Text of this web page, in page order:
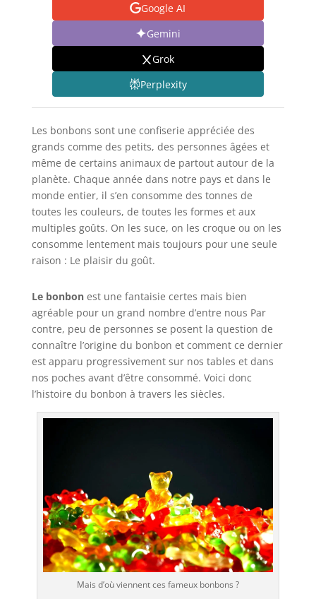
Google AI
Gemini
Grok
Perplexity
Les bonbons sont une confiserie appréciée des
grands comme des petits, des personnes âgées et
même de certains animaux de partout autour de la
planète. Chaque année dans notre pays et dans le
monde entier, il s’en consomme des tonnes de
toutes les couleurs, de toutes les formes et aux
multiples goûts. On les suce, on les croque ou on les
consomme lentement mais toujours pour une seule
raison : Le plaisir du goût.
Le bonbonest une fantaisie certes mais bien
agréable pour un grand nombre d’entre nous Par
contre, peu de personnes se posent la question de
connaître l’origine du bonbon et comment ce dernier
est apparu progressivement sur nos tables et dans
nos poches avant d’être consommé. Voici donc
l’histoire du bonbon à travers les siècles.
Mais d’où viennent ces fameux bonbons ?